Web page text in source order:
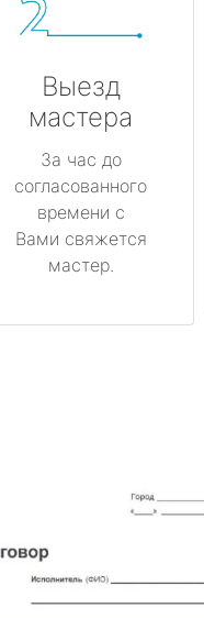
Выезд
мастера
За час до
согласованного
времени с
Вами свяжется
мастер.